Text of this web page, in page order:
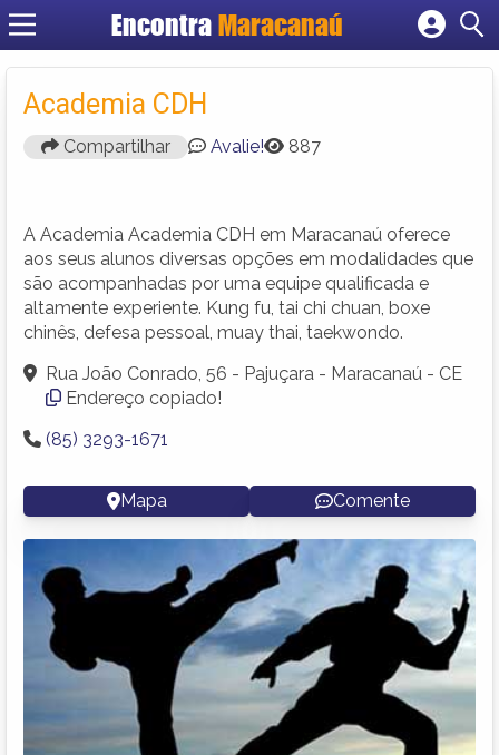
Encontra Maracanaú
Cadastrar empresa
Academia CDH
Compartilhar Avalie! 887
A Academia Academia CDH em Maracanaú oferece
aos seus alunos diversas opções em modalidades que
são acompanhadas por uma equipe qualificada e
altamente experiente. Kung fu, tai chi chuan, boxe
chinês, defesa pessoal, muay thai, taekwondo.
Rua João Conrado, 56 - Pajuçara - Maracanaú - CE
Endereço copiado!
(85) 3293-1671
Mapa Comente